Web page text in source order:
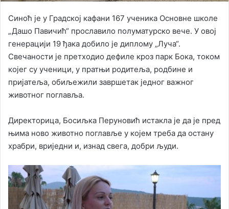
Синоћ је у Градској кафани 167 ученика Основне школе
„Дашо Павичић“ прославило полуматурско вече. У овој
генерацији 19 ђака добило је диплому „Луча“.
Свечаности је претходио дефиле кроз парк Бока, током
којег су ученици, у пратњи родитеља, родбине и
пријатеља, обиљежили завршетак једног важног
животног поглавља.
Директорица, Босиљка Перуновић истакла је да је пред
њима ново животно поглавље у којем треба да остану
храбри, вриједни и, изнад свега, добри људи.